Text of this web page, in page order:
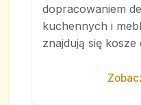
dopracowaniem
kuchennych i
znajdują się